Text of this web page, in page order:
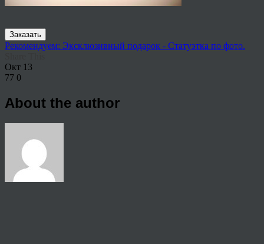
Заказать
Рекомендуем: Эксклюзивный подарок - Статуэтка по фото.
Окт 13
77 0
About the author